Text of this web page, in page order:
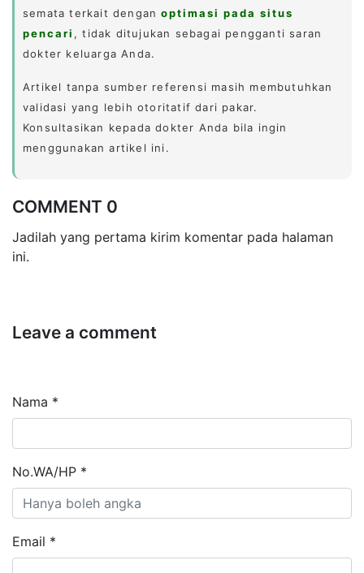
semata terkait denganoptimasi pada situs
pencari , tidak ditujukan sebagai pengganti saran
dokter keluarga Anda.
Artikel tanpa sumber referensi masih membutuhkan
validasi yang lebih otoritatif dari pakar.
Konsultasikan kepada dokter Anda bila ingin
menggunakan artikel ini.
COMMENT 0
Jadilah yang pertama kirim komentar pada halaman
ini.
Leave a comment
Nama *
No.WA/HP *
Email *